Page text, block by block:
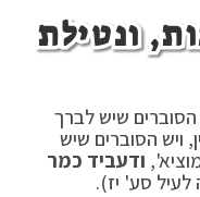
ונטילת
הסוברים שיש לברך
ויש הסוברים שיש
ודעביד כמר
סע' יז).